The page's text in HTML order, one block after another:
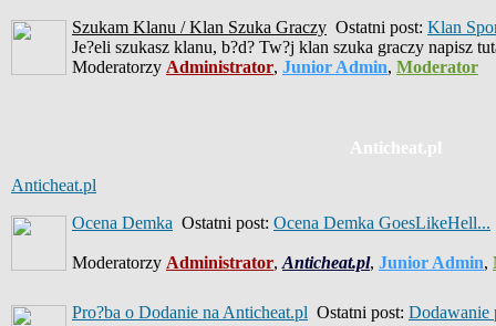
Szukam Klanu / Klan Szuka Graczy Ostatni post: Klan
Je?eli szukasz klanu, b?d? Tw?j klan szuka graczy napisz
Moderatorzy Administrator, Junior Admin, Moderator
Anticheat.pl
Anticheat.pl
Ocena Demka Ostatni post: Ocena Demka GoesLikeHell...
Moderatorzy Administrator, Anticheat.pl, Junior Admin,
Pro?ba o Dodanie na Anticheat.pl Ostatni post: Dodawanie